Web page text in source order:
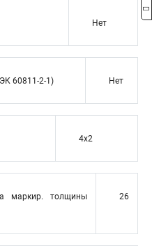
Нет
60811-2-1) Нет
4x2
маркир. толщины
26